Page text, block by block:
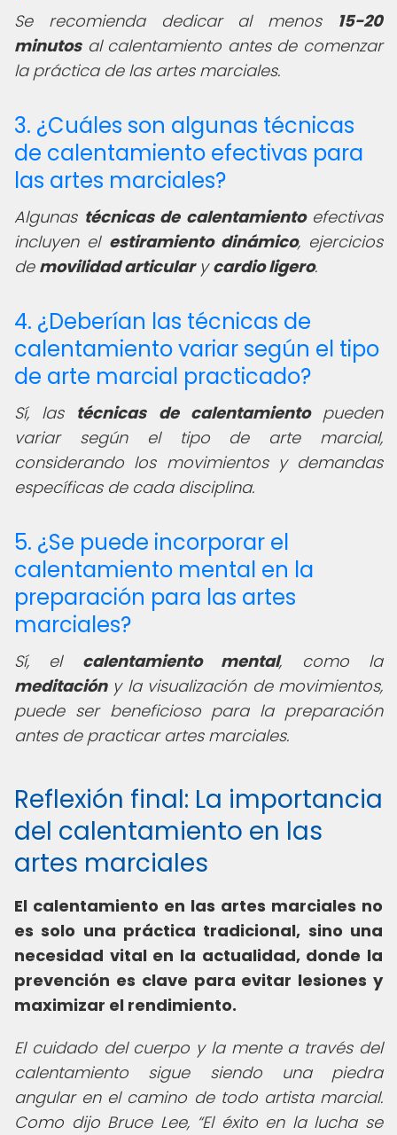
Se recomienda dedicar al menos 15-20
minutosal calentamiento antes de comenzar
la práctica de las artes marciales.
3. ¿Cuáles son algunas técnicas
de calentamiento efectivas para
las artes marciales?
Algunas técnicas de calentamientoefectivas
incluyen el estiramiento dinámico, ejercicios
de movilidad articularycardio ligero.
4. ¿Deberían las técnicas de
calentamiento variar según el tipo
de arte marcial practicado?
Sí, las técnicas de calentamientopueden
variar según el tipo de arte marcial,
considerando los movimientos y demandas
específicas de cada disciplina.
5. ¿Se puede incorporar el
calentamiento mental en la
preparación para las artes
marciales?
Sí, el calentamiento mental, como la
meditacióny la visualización de movimientos,
puede ser beneficioso para la preparación
antes de practicar artes marciales.
Reflexión final: La importancia
del calentamiento en las
artes marciales
El calentamiento en las artes marciales no
es solo una práctica tradicional, sino una
necesidad vital en la actualidad, donde la
prevención es clave para evitar lesiones y
maximizar el rendimiento.
El cuidado del cuerpo y la mente a través del
calentamiento sigue siendo una piedra
angular en el camino de todo artista marcial.
Como dijo Bruce Lee, El éxito en la lucha se